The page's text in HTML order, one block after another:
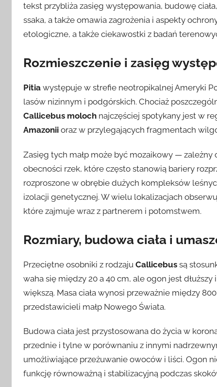
z
tekst przybliża zasięg występowania, budowę
ssaka, a także omawia zagrożenia i aspekty
etologiczne, a także ciekawostki z badań
Rozmieszczenie i zasięg
Pitia występuje w strefie neotropikalnej Ameryki
lasów nizinnym i podgórskich. Chociaż
Callicebus moloch najczęściej spotykany jest w
Amazonii oraz w przylegających fragmentach
Zasięg tych małp może być mozaikowy —
obecności rzek, które często stanowią bariery
rozproszone w obrębie dużych kompleksów
izolacji genetycznej. W wielu lokalizacjach
które zajmuje wraz z partnerem i potomstwem.
Rozmiary, budowa ciała i
Przeciętne osobniki z rodzaju Callicebus są
waha się między 20 a 40 cm, ale ogon jest
większą. Masa ciała wynosi przeważnie między
przedstawicieli małp Nowego Świata.
Budowa ciała jest przystosowana do życia w
przednie i tylne w porównaniu z innymi
umożliwiające przeżuwanie owoców i liści. Ogon
funkcję równoważną i stabilizacyjną podczas